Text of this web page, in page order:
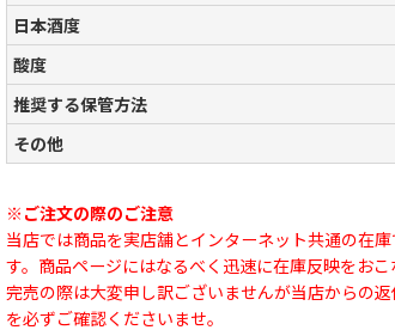
日本酒度
酸度
推奨する保管方法
その他
※ご注文の際のご注意
当店では商品を実店舗とインターネット共通の在
す。商品ページにはなるべく迅速に在庫反映をお
完売の際は大変申し訳ございませんが当店からの
を必ずご確認くださいませ。